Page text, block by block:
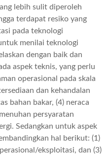
lebih sulit diperoleh
terdapat resiko yang
pada teknologi
menilai teknologi
dengan baik dan
aspek teknis, yang perlu
operasional pada skala
dan kehandalan
bahan bakar, (4) neraca
persyaratan
Sedangkan untuk aspek
hal berikut: (1)
eksploitasi, dan (3)